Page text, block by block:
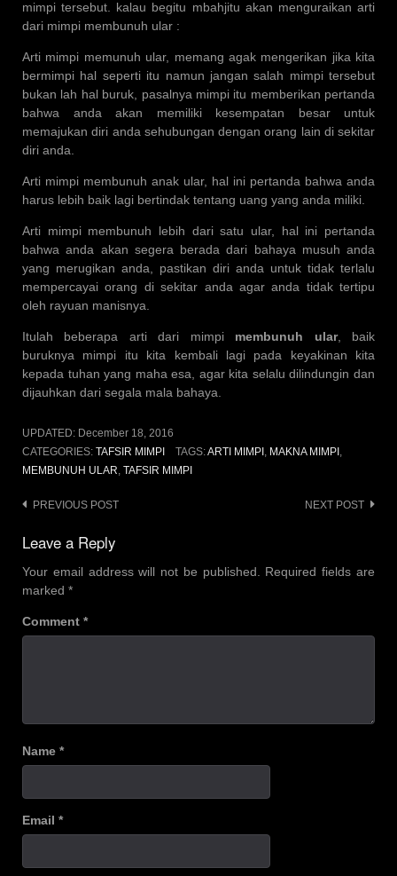
mimpi tersebut. kalau begitu mbahjitu akan menguraikan arti
dari mimpi membunuh ular :
Arti mimpi memunuh ular, memang agak mengerikan jika kita
bermimpi hal seperti itu namun jangan salah mimpi tersebut
bukan lah hal buruk, pasalnya mimpi itu memberikan pertanda
bahwa anda akan memiliki kesempatan besar untuk
memajukan diri anda sehubungan dengan orang lain di sekitar
diri anda.
Arti mimpi membunuh anak ular, hal ini pertanda bahwa anda
harus lebih baik lagi bertindak tentang uang yang anda miliki.
Arti mimpi membunuh lebih dari satu ular, hal ini pertanda
bahwa anda akan segera berada dari bahaya musuh anda
yang merugikan anda, pastikan diri anda untuk tidak terlalu
mempercayai orang di sekitar anda agar anda tidak tertipu
oleh rayuan manisnya.
Itulah beberapa arti dari mimpi membunuh ular, baik
buruknya mimpi itu kita kembali lagi pada keyakinan kita
kepada tuhan yang maha esa, agar kita selalu dilindungin dan
dijauhkan dari segala mala bahaya.
UPDATED: December 18, 2016
CATEGORIES: TAFSIR MIMPI TAGS:ARTI MIMPI , MAKNA MIMPI ,
MEMBUNUH ULAR, TAFSIR MIMPI
Post
navigation
PREVIOUS POST NEXT POST
Leave a Reply
Your email address will not be published. Required fields are
marked *
Comment *
Name *
Email *